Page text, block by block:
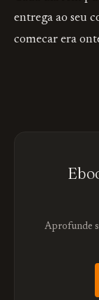
entrega ao seu
comecar era
Aprofunde